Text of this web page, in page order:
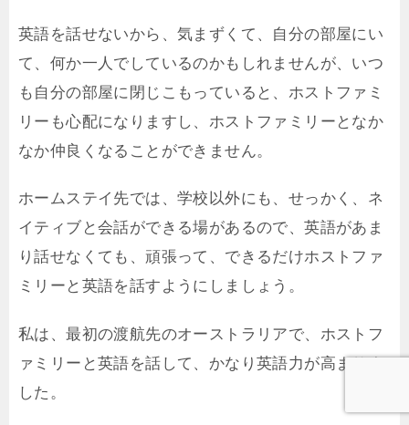
英語を話せないから、気まずくて、自分の部屋にい
て、何か一人でしているのかもしれませんが、いつ
も自分の部屋に閉じこもっていると、ホストファミ
リーも心配になりますし、ホストファミリーとなか
なか仲良くなることができません。
ホームステイ先では、学校以外にも、せっかく、ネ
イティブと会話ができる場があるので、英語があま
り話せなくても、頑張って、できるだけホストファ
ミリーと英語を話すようにしましょう。
私は、最初の渡航先のオーストラリアで、ホストフ
ァミリーと英語を話して、かなり英語力が高まりま
した。